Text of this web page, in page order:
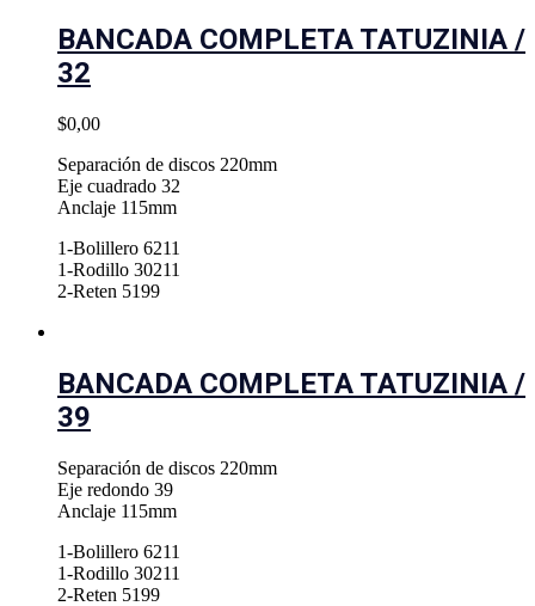
BANCADA COMPLETA TATUZINIA /
32
$0,00
Separación de discos 220mm
Eje cuadrado 32
Anclaje 115mm
1-Bolillero 6211
1-Rodillo 30211
2-Reten 5199
BANCADA COMPLETA TATUZINIA /
39
Separación de discos 220mm
Eje redondo 39
Anclaje 115mm
1-Bolillero 6211
1-Rodillo 30211
2-Reten 5199